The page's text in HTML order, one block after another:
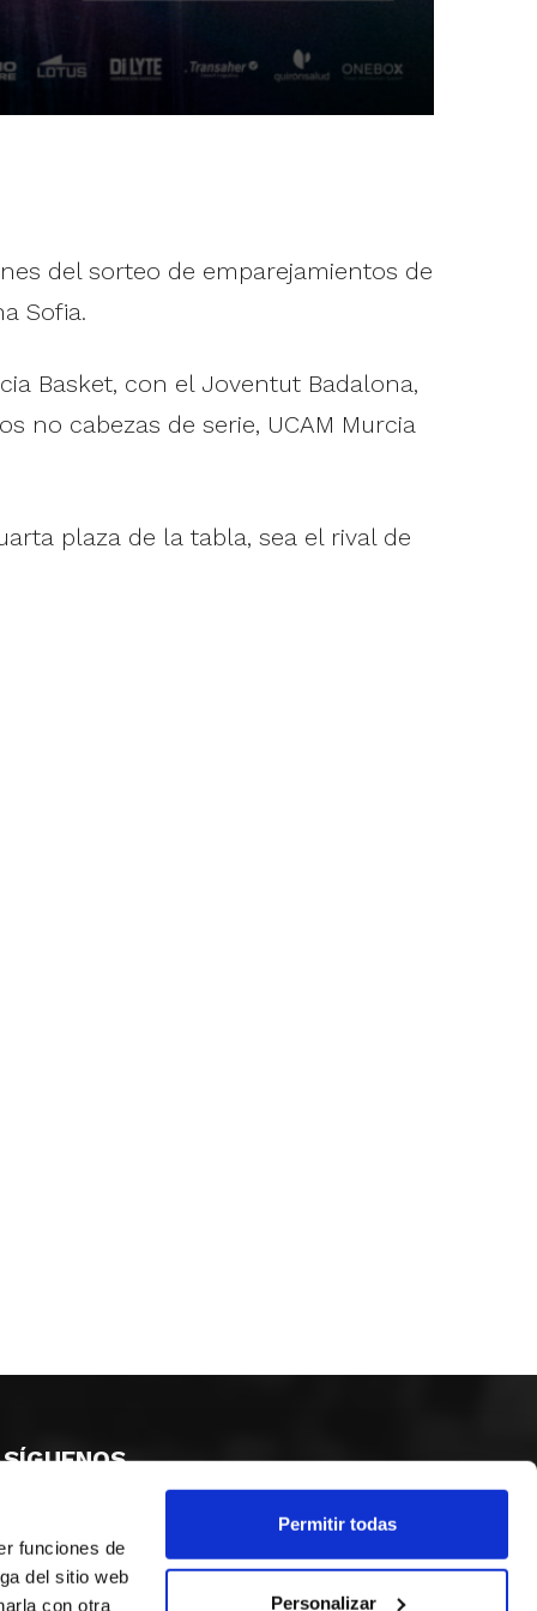
funciones de
del sitio web
con otra
Permitir todas
Personalizar
del sorteo de emparejamientos de
Sofia.
Basket, con el Joventut Badalona,
no cabezas de serie, UCAM Murcia
plaza de la tabla, sea el rival de
SÍGUENOS